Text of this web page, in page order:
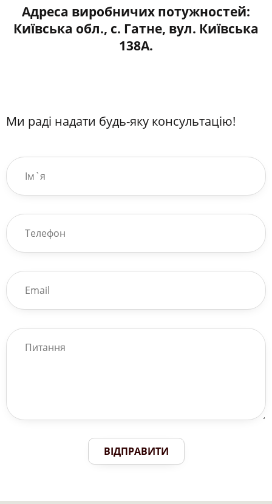
Адреса виробничих потужностей:
Київська обл., с. Гатне, вул. Київська
138А.
Ми раді надати будь-яку консультацію!
ВІДПРАВИТИ